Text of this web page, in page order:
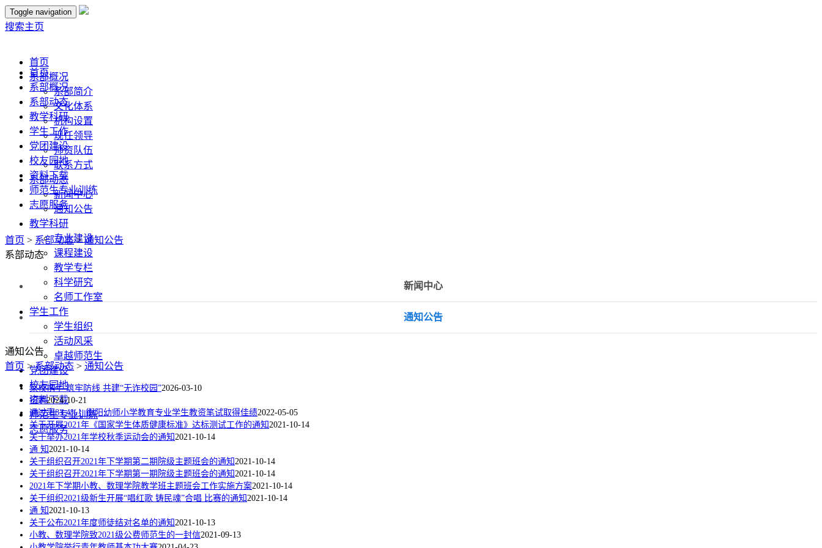
Toggle navigation
搜索主页
首页
系部概况
系部简介
文化体系
机构设置
现任领导
师资队伍
联系方式
系部动态
新闻中心
通知公告
教学科研
专业建设
课程建设
教学专栏
科学研究
名师工作室
学生工作
学生组织
活动风采
卓越师范生
党团建设
校友园地
资料下载
师范生专业训练
志愿服务
首页
系部概况
系部动态
教学科研
学生工作
党团建设
校友园地
资料下载
师范生专业训练
志愿服务
首页 > 系部动态>通知公告
系部动态
新闻中心
通知公告
通知公告
首页 >系部动态 > 通知公告
家校携手 筑牢防线 共建“无诈校园”2026-03-10
招聘2024-10-21
通过率83.4%！衡阳幼师小学教育专业学生教资笔试取得佳绩2022-05-05
关于开展2021年《国家学生体质健康标准》达标测试工作的通知2021-10-14
关于举办2021年学校秋季运动会的通知2021-10-14
通 知2021-10-14
关于组织召开2021年下学期第二期院级主题班会的通知2021-10-14
关于组织召开2021年下学期第一期院级主题班会的通知2021-10-14
2021年下学期小教、数理学院教学班主题班会工作实施方案2021-10-14
关于组织2021级新生开展“唱红歌 铸民魂”合唱 比赛的通知2021-10-14
通 知2021-10-13
关于公布2021年度师徒结对名单的通知2021-10-13
小教、数理学院致2021级公费师范生的一封信2021-09-13